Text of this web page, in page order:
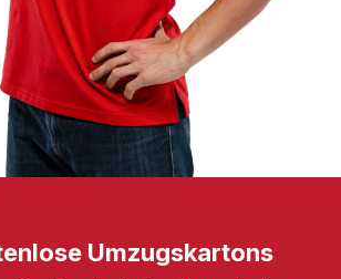
Umzugskartons